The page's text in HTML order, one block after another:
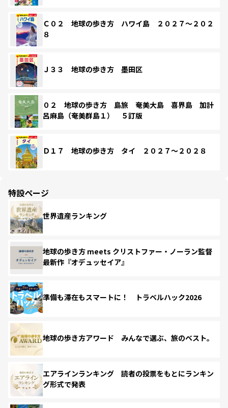
Ｃ０２ 地球の歩き方 ハワイ島 ２０２７～２０２
８
Ｊ３３ 地球の歩き方 墨田区
０２ 地球の歩き方 島旅 奄美大島 喜界島 加計
呂麻島（奄美群島１） ５訂版
Ｄ１７ 地球の歩き方 タイ ２０２７～２０２８
特設ページ
世界遺産ランキング
地球の歩き方 meets クリストファー・ノーラン監督
最新作『オデュッセイア』
準備も滞在もスマートに！ トラベルハック2026
地球の歩き方アワード みんなで選ぶ、旅のベスト。
エアラインランキング 読者の投票をもとにランキン
グ形式で発表